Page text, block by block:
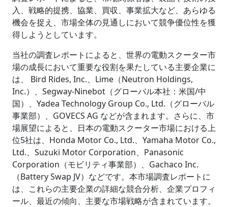
入、戦略的提携、協業、買収、事業拡大など、あらゆる
機会を捉え、市場全体の見通しにおいて競争優位性を獲
得しようとしています。
当社の調査レポートによると、世界の電動スクーター市
場の成長において重要な役割を果たしている主要企業に
は、 Bird Rides, Inc.、Lime（Neutron Holdings,
Inc.）、Segway-Ninebot（グローバル本社：米国/中
国）、Yadea Technology Group Co., Ltd.（グローバル
事業部）、GOVECS AG などが含まれます。さらに、市
場展望によると、日本の電動スクーター市場における上
位5社は、Honda Motor Co., Ltd.、Yamaha Motor Co.,
Ltd.、Suzuki Motor Corporation、Panasonic
Corporation（モビリティ事業部）、Gachaco Inc.
（Battery Swap JV）などです。本市場調査レポートに
は、これらの主要企業の詳細な競合分析、企業プロフィ
ール、最近の傾向、主要な市場戦略が含まれています。